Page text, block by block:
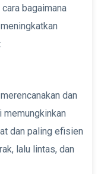
bagaimana
dan
memungkinkan
dan paling efisien
lalu lintas, dan